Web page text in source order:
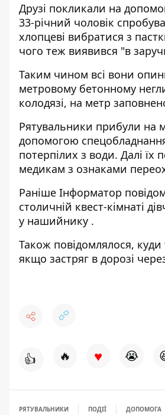
Друзі покликали на
33-річний чоловік
хлопцеві вибратися з
чого теж виявився "в
Таким чином всі вони
метровому бетонному
колодязі, на метр
Рятувальники прибули на
допомогою
потерпілих з води. Далі їх
медикам з ознаками
Раніше Інформатор
столичній квест-кімнаті
у нашийнику .
Також повідомлялося, куди
якщо застряг в дорозі
👍 🔥 ♥ 😭
РЯТУВАЛЬНИКИ ПОДІЇ ДОПОМОГА